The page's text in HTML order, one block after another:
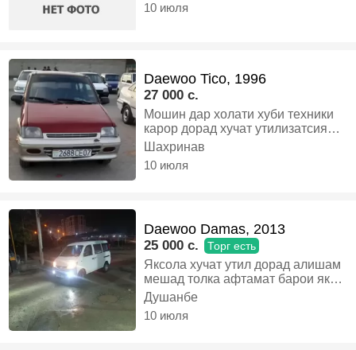
10 июля
Daewoo Tico, 1996
27 000 c.
Мошин дар холати хуби техники
карор дорад хучат утилизатсия
хамаш хаст, Газ-бензин,
Механика, Хэтчбек
Шахринав
10 июля
Daewoo Damas, 2013
25 000 c. Торг есть
Яксола хучат утил дорад алишам
мешад толка афтамат барои як
инвалид мегирем, Бензин,
Механика, Микроавтобус
Душанбе
10 июля